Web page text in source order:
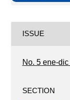
ISSUE
No. 5 ene-
SECTION